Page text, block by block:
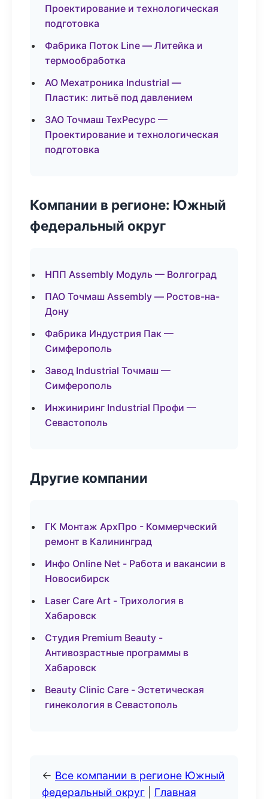
Проектирование и технологическая
подготовка
Фабрика Поток Line — Литейка и
термообработка
АО Мехатроника Industrial —
Пластик: литьё под давлением
ЗАО Точмаш ТехРесурс —
Проектирование и технологическая
подготовка
Компании в регионе: Южный
федеральный округ
НПП Assembly Модуль — Волгоград
ПАО Точмаш Assembly — Ростов-на-
Дону
Фабрика Индустрия Пак —
Симферополь
Завод Industrial Точмаш —
Симферополь
Инжиниринг Industrial Профи —
Севастополь
Другие компании
ГК Монтаж АрхПро - Коммерческий
ремонт в Калининград
Инфо Online Net - Работа и вакансии в
Новосибирск
Laser Care Art - Трихология в
Хабаровск
Студия Premium Beauty -
Антивозрастные программы в
Хабаровск
Beauty Clinic Care - Эстетическая
гинекология в Севастополь
← Все компании в регионе Южный
федеральный округ
Главная